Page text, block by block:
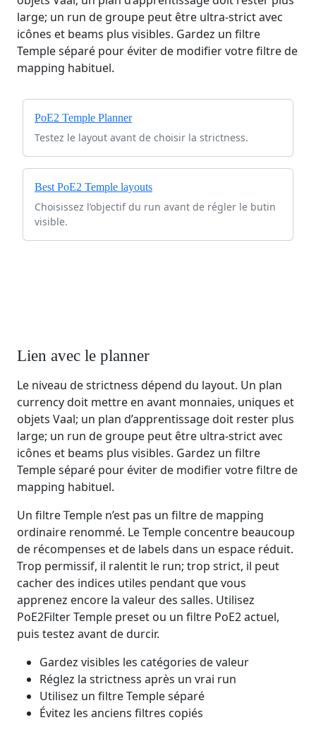
large; un run de groupe peut être ultra-strict avec
icônes et beams plus visibles. Gardez un filtre
Temple séparé pour éviter de modifier votre filtre de
mapping habituel.
PoE2 Temple Planner
Testez le layout avant de choisir la strictness.
Best PoE2 Temple layouts
Choisissez l’objectif du run avant de régler le butin
visible.
Lien avec le planner
Le niveau de strictness dépend du layout. Un plan
currency doit mettre en avant monnaies, uniques et
objets Vaal; un plan d’apprentissage doit rester plus
large; un run de groupe peut être ultra-strict avec
icônes et beams plus visibles. Gardez un filtre
Temple séparé pour éviter de modifier votre filtre de
mapping habituel.
Un filtre Temple n’est pas un filtre de mapping
ordinaire renommé. Le Temple concentre beaucoup
de récompenses et de labels dans un espace réduit.
Trop permissif, il ralentit le run; trop strict, il peut
cacher des indices utiles pendant que vous
apprenez encore la valeur des salles. Utilisez
PoE2Filter Temple preset ou un filtre PoE2 actuel,
puis testez avant de durcir.
Gardez visibles les catégories de valeur
Réglez la strictness après un vrai run
Utilisez un filtre Temple séparé
Évitez les anciens filtres copiés